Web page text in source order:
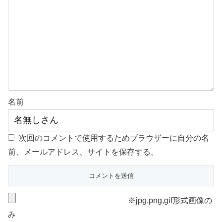
名前
次回のコメントで使用するためブラウザーに自分の名
前、メールアドレス、サイトを保存する。
※jpg,png,gif形式画像の
み